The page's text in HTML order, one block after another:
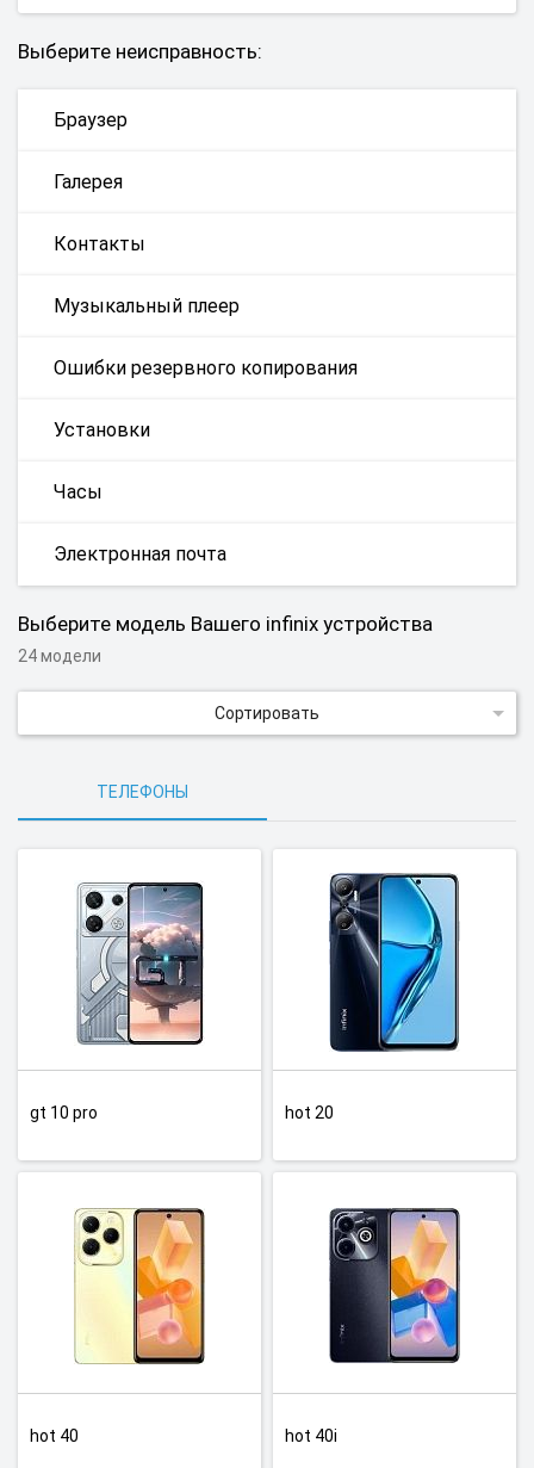
Выберите неисправность:
Браузер
Галерея
Контакты
Музыкальный плеер
Ошибки резервного копирования
Установки
Часы
Электронная почта
Выберите модель Вашего infinix устройства
24 модели
Сортировать
ТЕЛЕФОНЫ
gt 10 pro hot 20
hot 40 hot 40i